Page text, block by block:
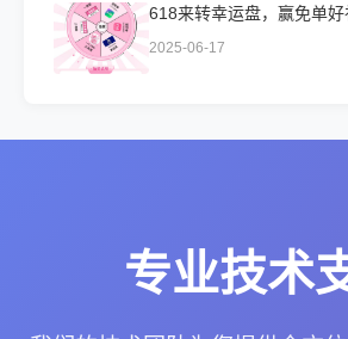
618来转幸运盘，赢免单好
2025-06-17
专业技术